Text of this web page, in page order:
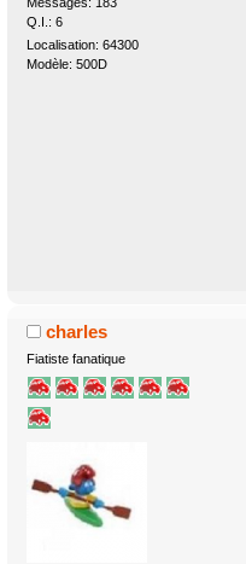
Q.I.: 6
Localisation: 64300
Modèle: 500D
charles
Fiatiste fanatique